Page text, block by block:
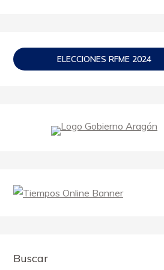
ELECCIONES RFME 2024
Buscar